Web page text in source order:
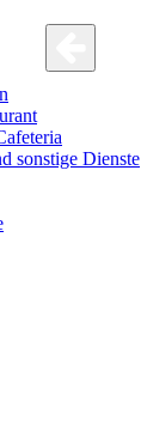
sonstige Dienste